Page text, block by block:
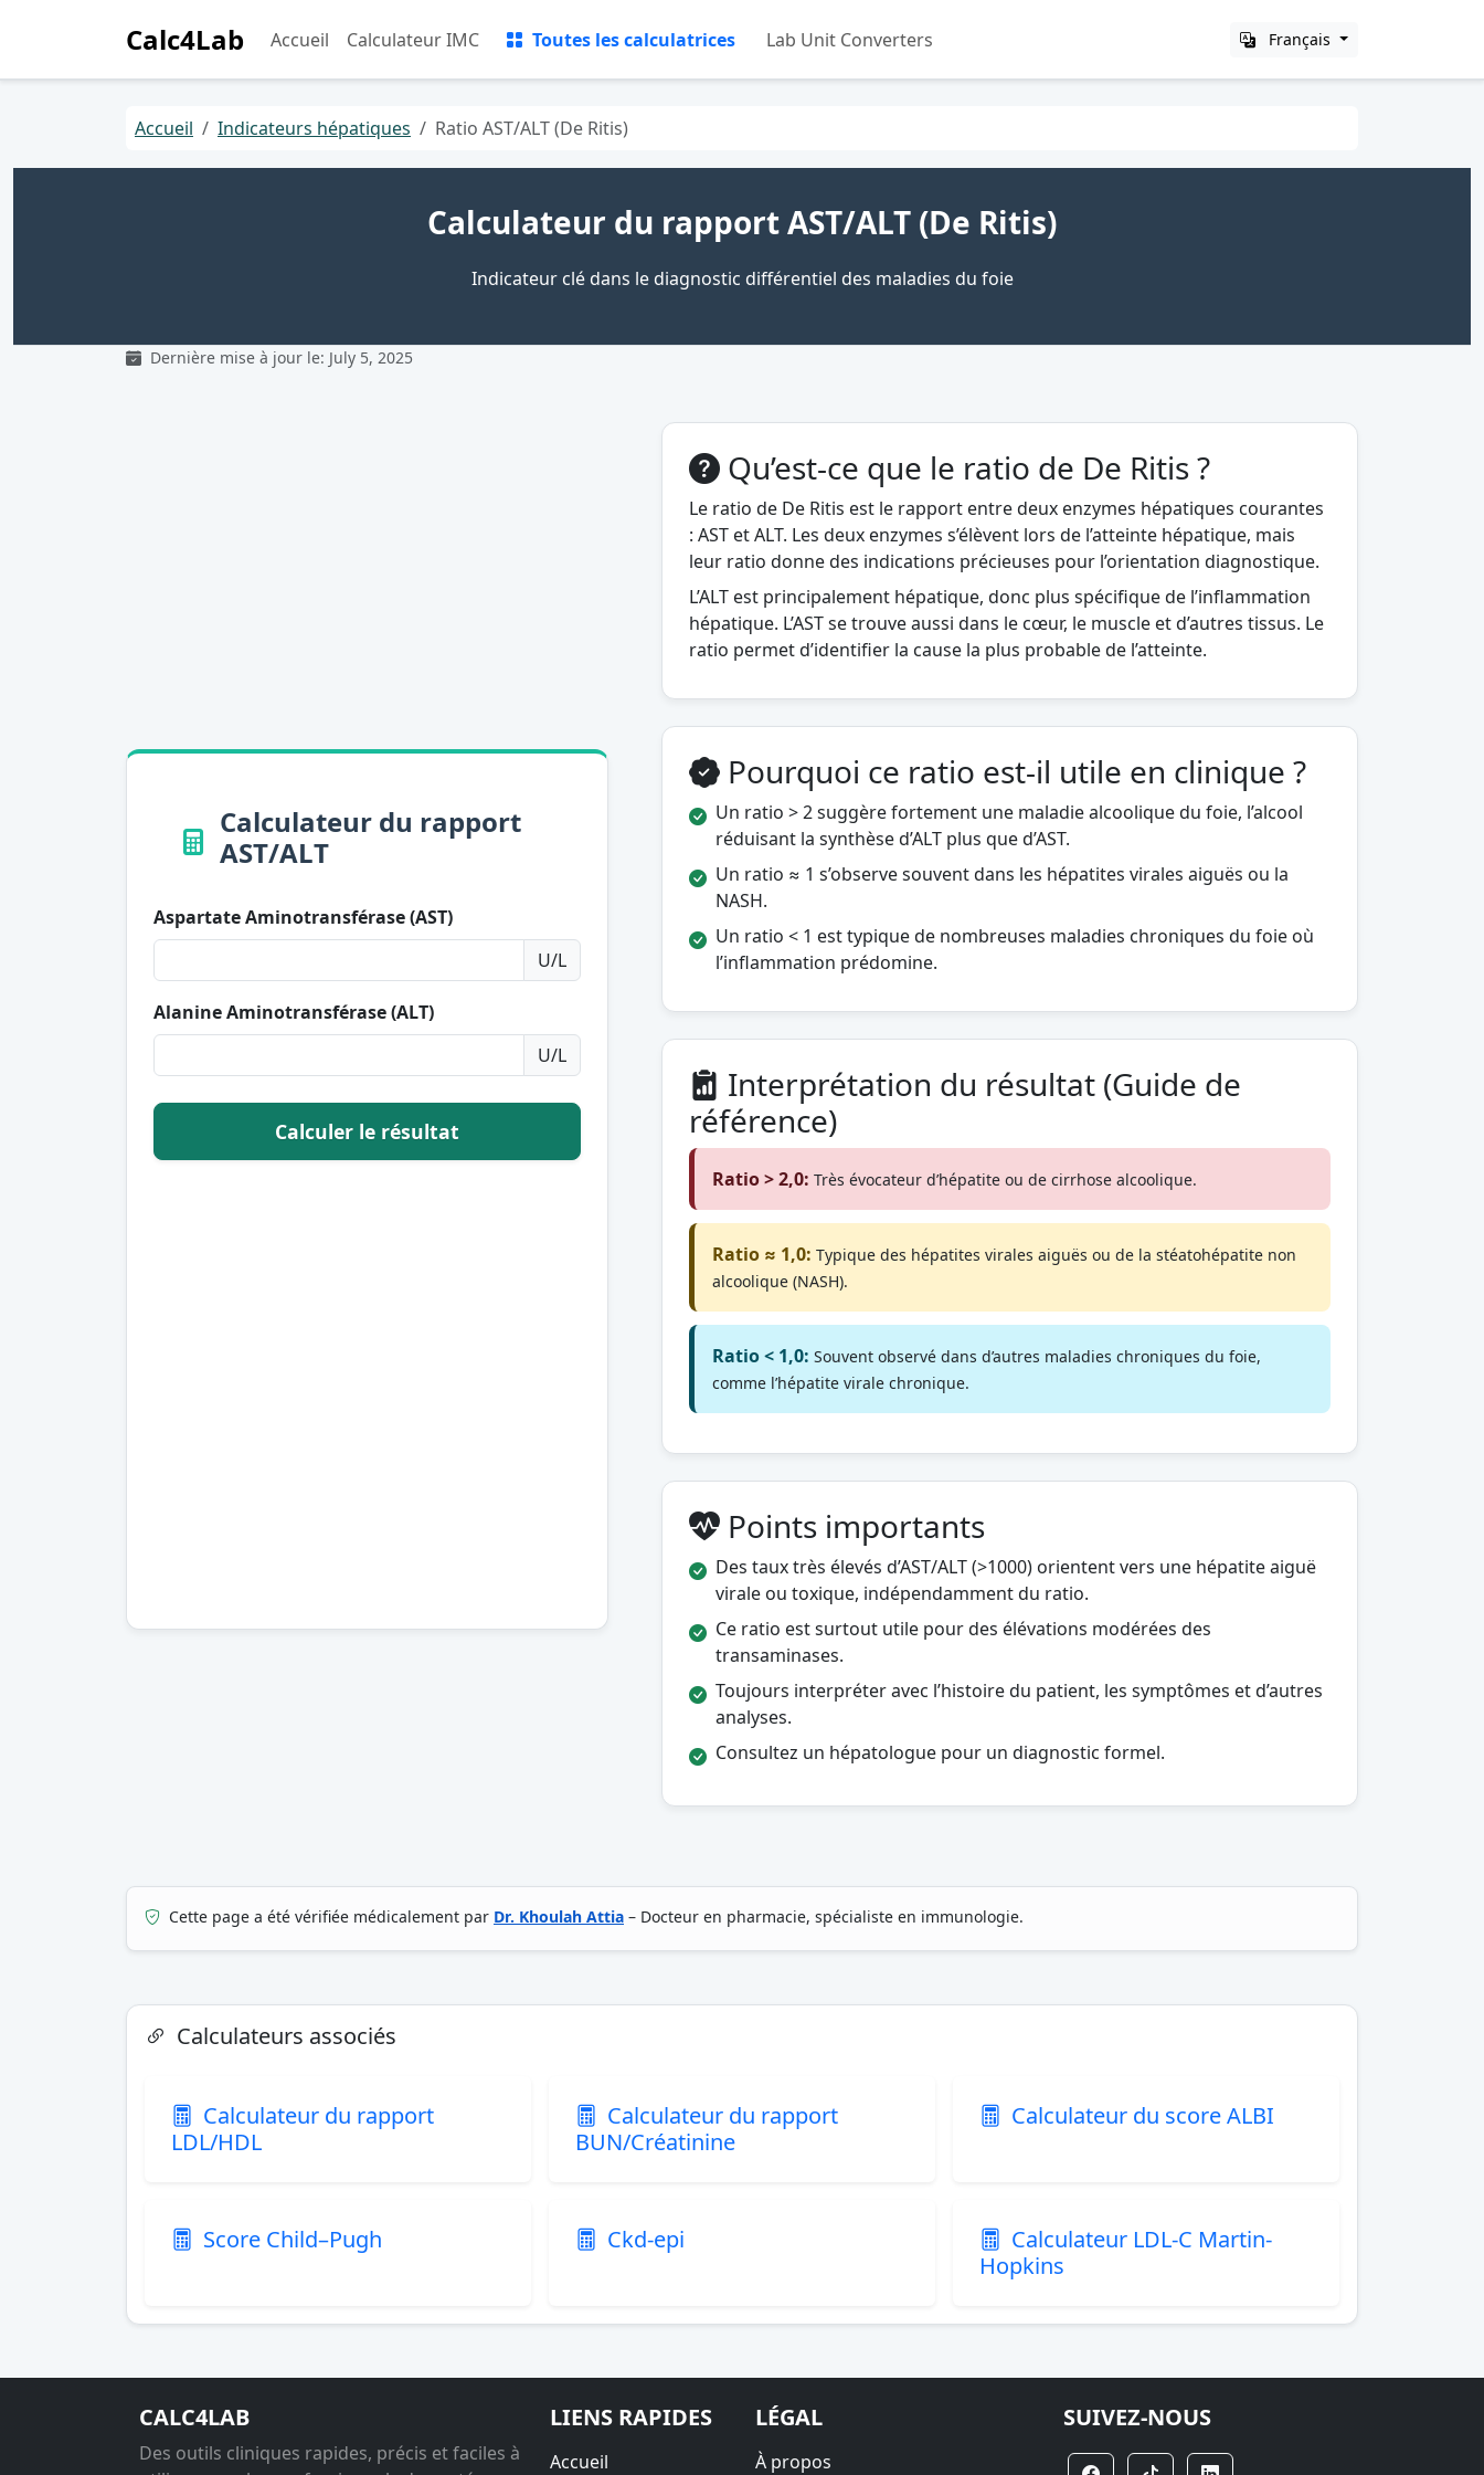
Calc4Lab Français
Accueil Calculateur IMC Toutes les calculatrices Lab Unit Converters
Accueil Indicateurs hépatiques Ratio AST/ALT (De Ritis)
Calculateur du rapport AST/ALT (De Ritis)
Indicateur clé dans le diagnostic différentiel des maladies du foie
Dernière mise à jour le: July 5, 2025
Calculateur du rapport
AST/ALT
Aspartate Aminotransférase (AST)
U/L
Alanine Aminotransférase (ALT)
U/L
Calculer le résultat
Qu’est-ce que le ratio de De Ritis ?
Le ratio de De Ritis est le rapport entre deux enzymes hépatiques courantes
: AST et ALT. Les deux enzymes s’élèvent lors de l’atteinte hépatique, mais
leur ratio donne des indications précieuses pour l’orientation diagnostique.
L’ALT est principalement hépatique, donc plus spécifique de l’inflammation
hépatique. L’AST se trouve aussi dans le cœur, le muscle et d’autres tissus. Le
ratio permet d’identifier la cause la plus probable de l’atteinte.
Pourquoi ce ratio est-il utile en clinique ?
Un ratio > 2 suggère fortement une maladie alcoolique du foie, l’alcool
réduisant la synthèse d’ALT plus que d’AST.
Un ratio ≈ 1 s’observe souvent dans les hépatites virales aiguës ou la
NASH.
Un ratio < 1 est typique de nombreuses maladies chroniques du foie où
l’inflammation prédomine.
Interprétation du résultat (Guide de
référence)
Ratio > 2,0: Très évocateur d’hépatite ou de cirrhose alcoolique.
Ratio ≈ 1,0: Typique des hépatites virales aiguës ou de la stéatohépatite non
alcoolique (NASH).
Ratio < 1,0: Souvent observé dans d’autres maladies chroniques du foie,
comme l’hépatite virale chronique.
Points importants
Des taux très élevés d’AST/ALT (>1000) orientent vers une hépatite aiguë
virale ou toxique, indépendamment du ratio.
Ce ratio est surtout utile pour des élévations modérées des
transaminases.
Toujours interpréter avec l’histoire du patient, les symptômes et d’autres
analyses.
Consultez un hépatologue pour un diagnostic formel.
Cette page a été vérifiée médicalement par Dr. Khoulah Attia – Docteur en pharmacie, spécialiste en immunologie.
Calculateurs associés
Calculateur du rapport
LDL/HDL
Calculateur du rapport
BUN/Créatinine
Calculateur du score ALBI
Score Child–Pugh Ckd-epi
Calculateur LDL-C Martin-
Hopkins
CALC4LAB
Des outils cliniques rapides, précis et faciles à
LIENS RAPIDES
Accueil
LÉGAL
À propos
SUIVEZ-NOUS